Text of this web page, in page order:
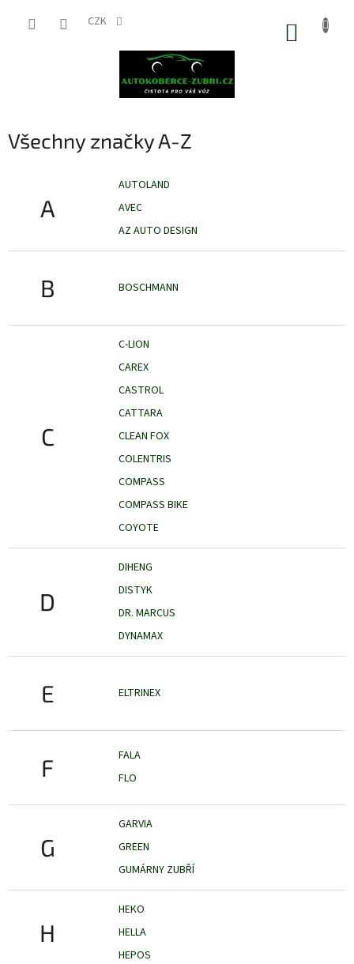
CZK
Všechny značky A-Z
A
AUTOLAND
AVEC
AZ AUTO DESIGN
B BOSCHMANN
C
C-LION
CAREX
CASTROL
CATTARA
CLEAN FOX
COLENTRIS
COMPASS
COMPASS BIKE
COYOTE
D
DIHENG
DISTYK
DR. MARCUS
DYNAMAX
E ELTRINEX
F
FALA
FLO
G
GARVIA
GREEN
GUMÁRNY ZUBŘÍ
H
HEKO
HELLA
HEPOS